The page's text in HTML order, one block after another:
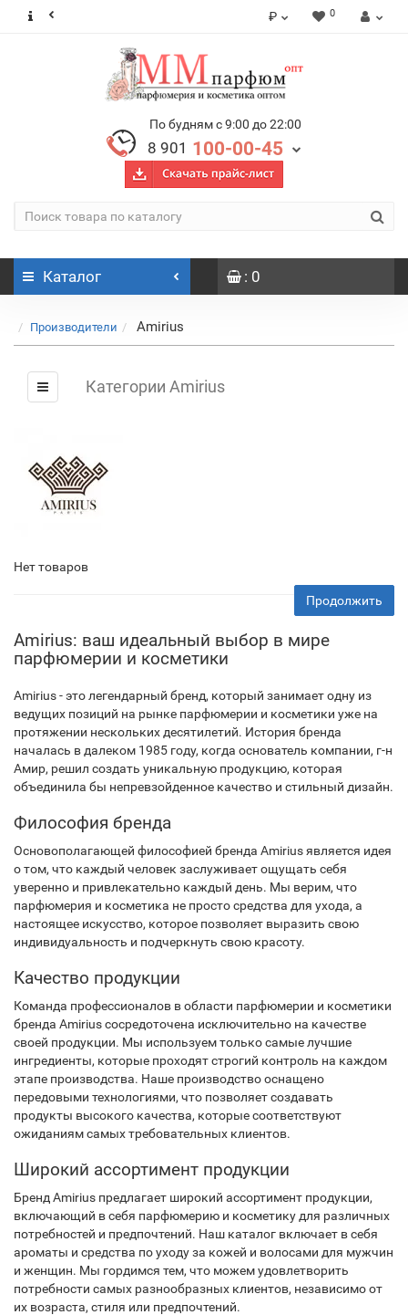
₽ 0
По будням с 9:00 до 22:00
8 901 100-00-45
Каталог : 0
Производители Amirius
Категории Amirius
Нет товаров
Продолжить
Amirius: ваш идеальный выбор в мире
парфюмерии и косметики
Amirius - это легендарный бренд, который занимает одну из
ведущих позиций на рынке парфюмерии и косметики уже на
протяжении нескольких десятилетий. История бренда
началась в далеком 1985 году, когда основатель компании, г-н
Амир, решил создать уникальную продукцию, которая
объединила бы непревзойденное качество и стильный дизайн.
Философия бренда
Основополагающей философией бренда Amirius является идея
о том, что каждый человек заслуживает ощущать себя
уверенно и привлекательно каждый день. Мы верим, что
парфюмерия и косметика не просто средства для ухода, а
настоящее искусство, которое позволяет выразить свою
индивидуальность и подчеркнуть свою красоту.
Качество продукции
Команда профессионалов в области парфюмерии и косметики
бренда Amirius сосредоточена исключительно на качестве
своей продукции. Мы используем только самые лучшие
ингредиенты, которые проходят строгий контроль на каждом
этапе производства. Наше производство оснащено
передовыми технологиями, что позволяет создавать
продукты высокого качества, которые соответствуют
ожиданиям самых требовательных клиентов.
Широкий ассортимент продукции
Бренд Amirius предлагает широкий ассортимент продукции,
включающий в себя парфюмерию и косметику для различных
потребностей и предпочтений. Наш каталог включает в себя
ароматы и средства по уходу за кожей и волосами для мужчин
и женщин. Мы гордимся тем, что можем удовлетворить
потребности самых разнообразных клиентов, независимо от
их возраста, стиля или предпочтений.